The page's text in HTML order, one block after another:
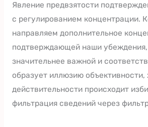
Явление предвзятости
с регулированием концентрации.
направляем дополнительное
подтверждающей наши убеждения,
значительнее важной и
образует иллюзию объективности,
действительности происходит
фильтрация сведений через